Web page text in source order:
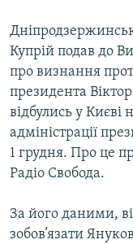
Усі сайти RFE/RL
Купрій подав до
про визнання
президента
відбулись у Києві
адміністрації
1 грудня. Про це
Радіо Свобода.
За його даними,
зобов’язати